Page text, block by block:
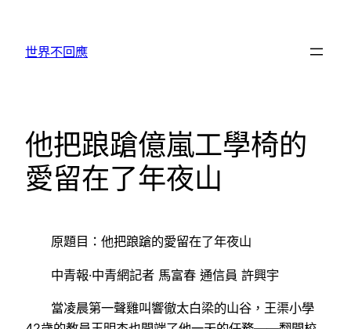
世界不回應
他把踉蹌億嵐工學椅的
愛留在了年夜山
原題目：他把踉蹌的愛留在了年夜山
中青報·中青網記者 馬富春 通信員 許興宇
當凌晨第一聲雞叫響徹太白梁的山谷，王渠小學